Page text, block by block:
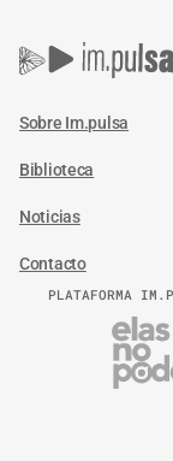
Sobre Im.pulsa
Biblioteca
Noticias
Contacto
PLATAFORMA